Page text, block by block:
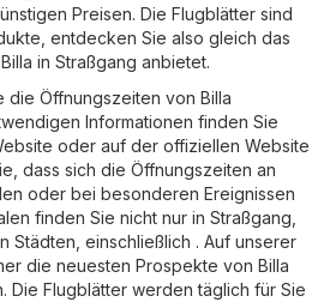
Preisen. Die Flugblätter sind
entdecken Sie also gleich das
in Straßgang anbietet.
die Öffnungszeiten von Billa
Informationen finden Sie
oder auf der offiziellen Website
dass sich die Öffnungszeiten an
oder bei besonderen Ereignissen
finden Sie nicht nur in Straßgang,
Städten, einschließlich . Auf unserer
die neuesten Prospekte von Billa
Die Flugblätter werden täglich für Sie